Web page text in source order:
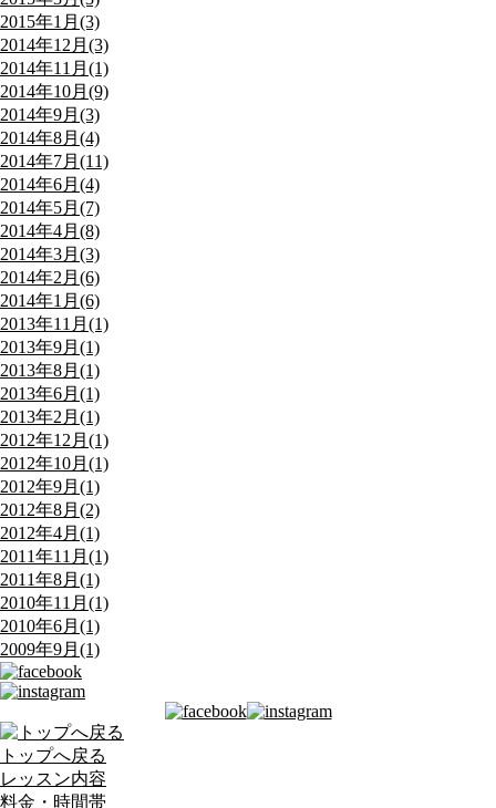
2015年1月(3)
2014年12月(3)
2014年11月(1)
2014年10月(9)
2014年9月(3)
2014年8月(4)
2014年7月(11)
2014年6月(4)
2014年5月(7)
2014年4月(8)
2014年3月(3)
2014年2月(6)
2014年1月(6)
2013年11月(1)
2013年9月(1)
2013年8月(1)
2013年6月(1)
2013年2月(1)
2012年12月(1)
2012年10月(1)
2012年9月(1)
2012年8月(2)
2012年4月(1)
2011年11月(1)
2011年8月(1)
2010年11月(1)
2010年6月(1)
2009年9月(1)
トップへ戻る
レッスン内容
料金・時間帯